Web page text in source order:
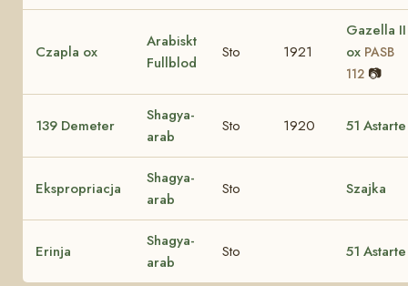
Czapla ox
Arabiskt
Fullblod
Sto 1921
Gazella II
ox PASB
112 📷
139 Demeter
Shagya-
arab
Sto 1920 51 Astarte
Ekspropriacja
Shagya-
arab
Sto Szajka
Erinja
Shagya-
arab
Sto 51 Astarte